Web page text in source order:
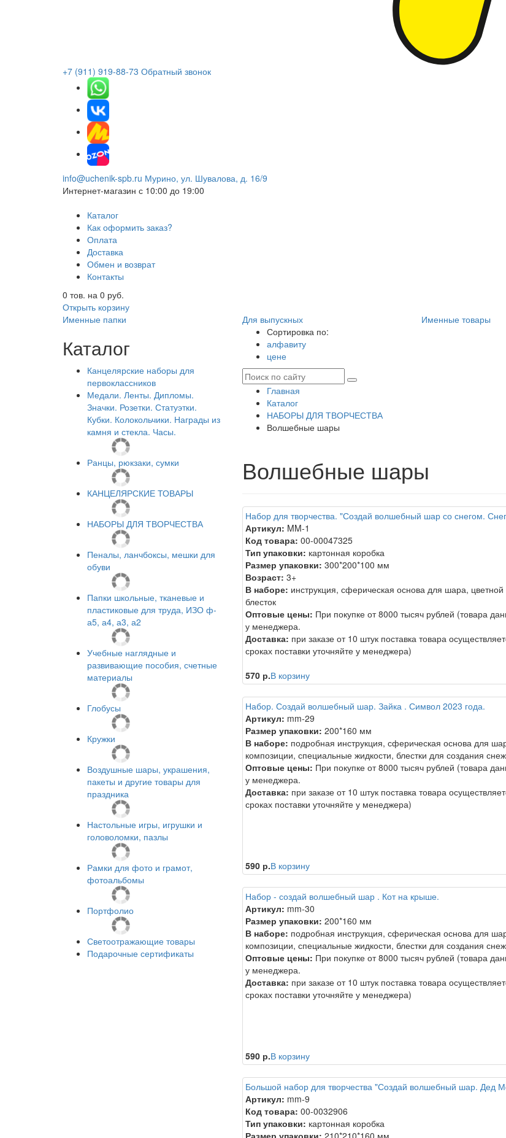
+7 (911) 919-88-73 Обратный звонок
info@uchenik-spb.ru Мурино, ул. Шувалова, д. 16/9
Интернет-магазин с 10:00 до 19:00
Каталог
Как оформить заказ?
Оплата
Доставка
Обмен и возврат
Контакты
0 тов. на 0 руб.
Открыть корзину
Именные папки
Для выпускных Именные товары
Каталог
Канцелярские наборы для
первоклассников
Медали. Ленты. Дипломы.
Значки. Розетки. Статуэтки.
Кубки. Колокольчики. Награды из
камня и стекла. Часы.
Ранцы, рюкзаки, сумки
КАНЦЕЛЯРСКИЕ ТОВАРЫ
НАБОРЫ ДЛЯ ТВОРЧЕСТВА
Пеналы, ланчбоксы, мешки для
обуви
Папки школьные, тканевые и
пластиковые для труда, ИЗО ф-
а5, а4, а3, а2
Учебные наглядные и
развивающие пособия, счетные
материалы
Глобусы
Кружки
Воздушные шары, украшения,
пакеты и другие товары для
праздника
Настольные игры, игрушки и
головоломки, пазлы
Рамки для фото и грамот,
фотоальбомы
Портфолио
Светоотражающие товары
Подарочные сертификаты
Сортировка по:
алфавиту
цене
Главная
Каталог
НАБОРЫ ДЛЯ ТВОРЧЕСТВА
Волшебные шары
Волшебные шары
Набор для творчества. "Создай волшебный шар со снегом.
Артикул: MM-1
Код товара: 00-00047325
Тип упаковки: картонная коробка
Размер упаковки: 300*200*100 мм
Возраст: 3+
В наборе: инструкция, сферическая основа для шара,
блесток
Оптовые цены: При покупке от 8000 тысяч рублей (товара
у менеджера.
Доставка: при заказе от 10 штук поставка товара
сроках поставки уточняйте у менеджера)
570 р.В корзину
Набор. Создай волшебный шар. Зайка . Символ 2023 года.
Артикул: mm-29
Размер упаковки: 200*160 мм
В наборе: подробная инструкция, сферическая основа для
композиции, специальные жидкости, блестки для создания
Оптовые цены: При покупке от 8000 тысяч рублей (товара
у менеджера.
Доставка: при заказе от 10 штук поставка товара
сроках поставки уточняйте у менеджера)
590 р.В корзину
Набор - создай волшебный шар . Кот на крыше.
Артикул: mm-30
Размер упаковки: 200*160 мм
В наборе: подробная инструкция, сферическая основа для
композиции, специальные жидкости, блестки для создания
Оптовые цены: При покупке от 8000 тысяч рублей (товара
у менеджера.
Доставка: при заказе от 10 штук поставка товара
сроках поставки уточняйте у менеджера)
590 р.В корзину
Большой набор для творчества "Создай волшебный шар. Дед
Артикул: mm-9
Код товара: 00-0032906
Тип упаковки: картонная коробка
Размер упаковки: 210*210*160 мм